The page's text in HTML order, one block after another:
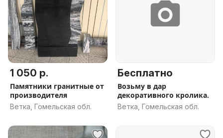
1 050 р.
Памятники гранитные от
производителя
Ветка, Гомельская обл.
Бесплатно
Возьму в дар
декоративного кролика.
Ветка, Гомельская обл.